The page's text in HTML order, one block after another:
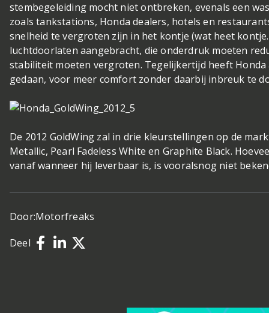
stembegeleiding mocht niet ontbreken, evenals een
zoals tankstations, Honda dealers, hotels en
snelheid te vergroten zijn in het kontje (wat heet
luchtdoorlaten aangebracht, die onderdruk moeten
stabiliteit moeten vergroten. Tegelijkertijd heeft Honda
gedaan, voor meer comfort zonder daarbij inbreuk te
De 2012 GoldWing zal in drie kleurstellingen op de
Metallic, Pearl Fadeless White en Graphite Black.
vanaf wanneer hij leverbaar is, is vooralsnog niet
Door:Motorfreaks
Deel